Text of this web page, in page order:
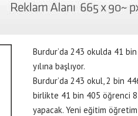
Burdur’da 243 okulda 41
yılına başlıyor.
Burdur’da 243 okul, 2 bin
birlikte 41 bin 405 öğrenci 8
yapacak. Yeni eğitim